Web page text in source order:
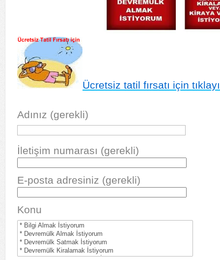
Ücretsiz tatil fırsatı için
Adınız (gerekli)
İletişim numarası (gerekli)
E-posta adresiniz (gerekli)
Konu